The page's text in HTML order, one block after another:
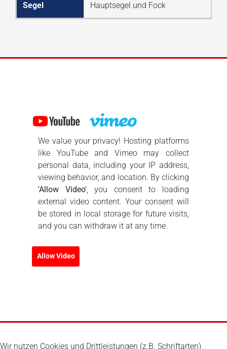
Segel Hauptsegel und Fock
We value your privacy! Hosting platforms
like YouTube and Vimeo may collect
personal data, including your IP address,
viewing behavior, and location. By clicking
'Allow Video', you consent to loading
external video content. Your consent will
be stored in local storage for future visits,
and you can withdraw it at any time.
Allow Video
Wir nutzen Cookies und Drittleistungen (z.B. Schriftarten)